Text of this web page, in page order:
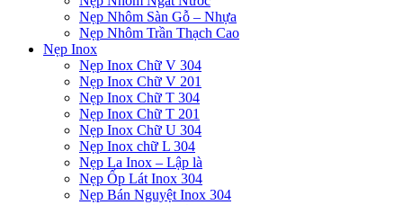
Nẹp Nhôm Sàn Gỗ – Nhựa
Nẹp Nhôm Trần Thạch Cao
Nẹp Inox
Nẹp Inox Chữ V 304
Nẹp Inox Chữ V 201
Nẹp Inox Chữ T 304
Nẹp Inox Chữ T 201
Nẹp Inox Chữ U 304
Nẹp Inox chữ L 304
Nẹp La Inox – Lập là
Nẹp Ốp Lát Inox 304
Nẹp Bán Nguyệt Inox 304